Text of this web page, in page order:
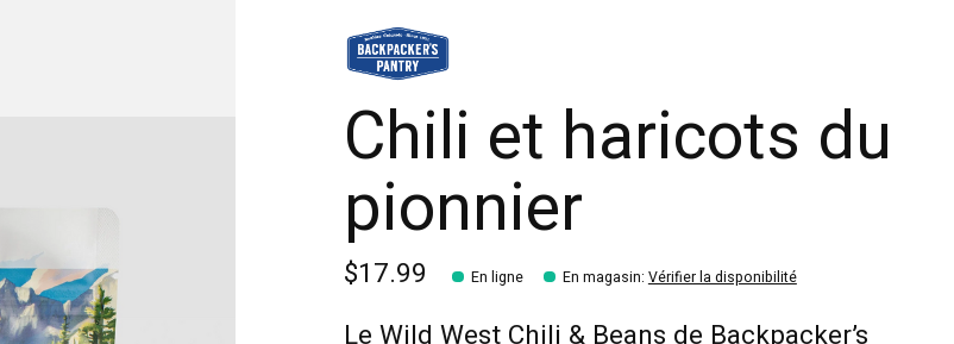
Chili et haricots du
pionnier
$17.99 En ligne En magasin: Vérifier la disponibilité
Le Wild West Chili & Beans de Backpacker’s